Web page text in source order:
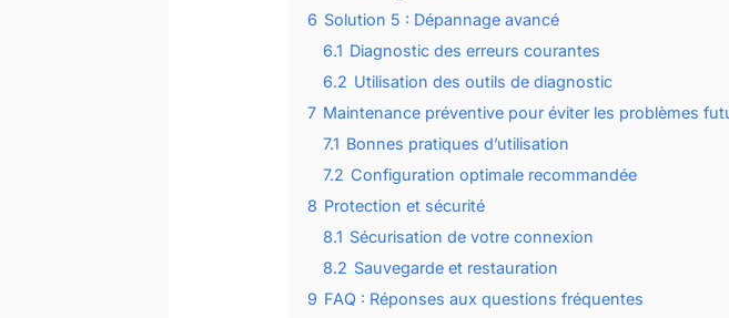
6 Solution 5 : Dépannage avancé
6.1 Diagnostic des erreurs courantes
6.2 Utilisation des outils de diagnostic
7 Maintenance préventive pour éviter les problèmes
7.1 Bonnes pratiques d’utilisation
7.2 Configuration optimale recommandée
8 Protection et sécurité
8.1 Sécurisation de votre connexion
8.2 Sauvegarde et restauration
9 FAQ : Réponses aux questions fréquentes